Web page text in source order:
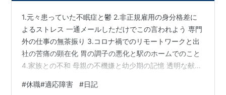
1.元々患っていた不眠症と鬱 2.非正規雇用の身分格差に
よるストレス 一通メールしただけでこの言われよう 専門
外の仕事の無茶振り 3.コロナ禍でのリモートワークと出
社の苦痛の顕在化 胃の調子の悪化と駅のホームでのこと
4.家族との不和 母親の不機嫌と幼少期の記憶 透明な献身
のような感じ。 元々患っていた不眠症と鬱 非正規雇用の
#休職#適応障害 #日記